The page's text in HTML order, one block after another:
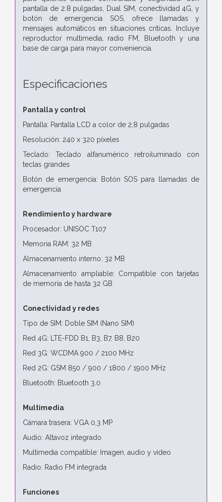
pantalla de 2.8 pulgadas, Dual SIM, conectividad 4G, y
botón deemergencia SOS, ofrece llamadas y
mensajes automáticos en situaciones críticas.
Incluye
reproductor multimedia, radio FM, Bluetooth y una
base de carga para mayor conveniencia.
Especificaciones
Pantalla y control
Pantalla: Pantalla LCD a color de 2,8 pulgadas
Resolución: 240 x 320 píxeles
Teclado: Teclado alfanumérico retroiluminado con
teclas grandes
Botón de emergencia: Botón SOS para llamadas de
emergencia
Rendimiento y hardware
Procesador: UNISOC T107
Memoria RAM: 32 MB
Almacenamiento interno: 32 MB
Almacenamiento ampliable: Compatible con tarjetas
de memoria de hasta 32 GB
Conectividad y redes
Tipo de SIM: Doble SIM (Nano SIM)
Red 4G: LTE-FDD B1, B3, B7, B8, B20
Red 3G: WCDMA 900 / 2100 MHz
Red 2G: GSM 850 / 900 / 1800 / 1900 MHz
Bluetooth: Bluetooth 3.0
Multimedia
Cámara trasera: VGA 0,3 MP
Audio: Altavoz integrado
Multimedia compatible: Imagen, audio y vídeo
Radio: Radio FM integrada
Funciones